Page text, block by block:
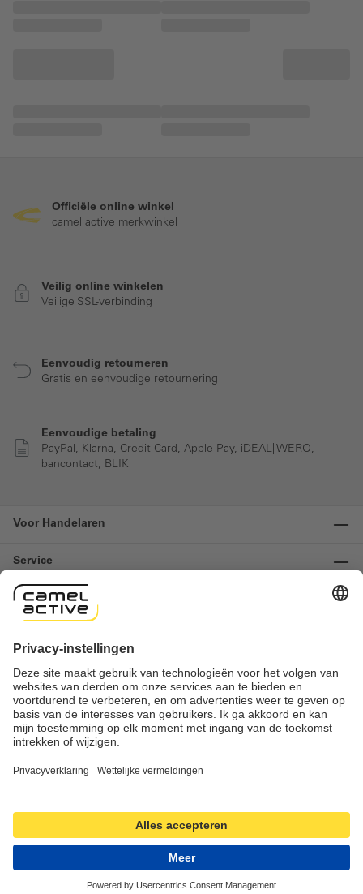
Officiële online winkel
camel active merkwinkel
Veilig online winkelen
Veilige SSL-verbinding
Eenvoudig retourneren
Gratis en eenvoudige retournering
Eenvoudige betaling
PayPal, Klarna, Credit Card, Apple Pay, iDEAL| WERO,
bancontact, BLIK
Voor Handelaren
Service
Informatie
Important links
Herroeping